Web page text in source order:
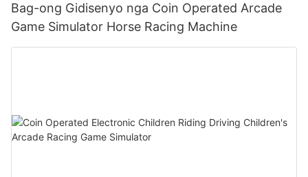
Bag-ong Gidisenyo nga Coin Operated Arcade
Game Simulator Horse Racing Machine